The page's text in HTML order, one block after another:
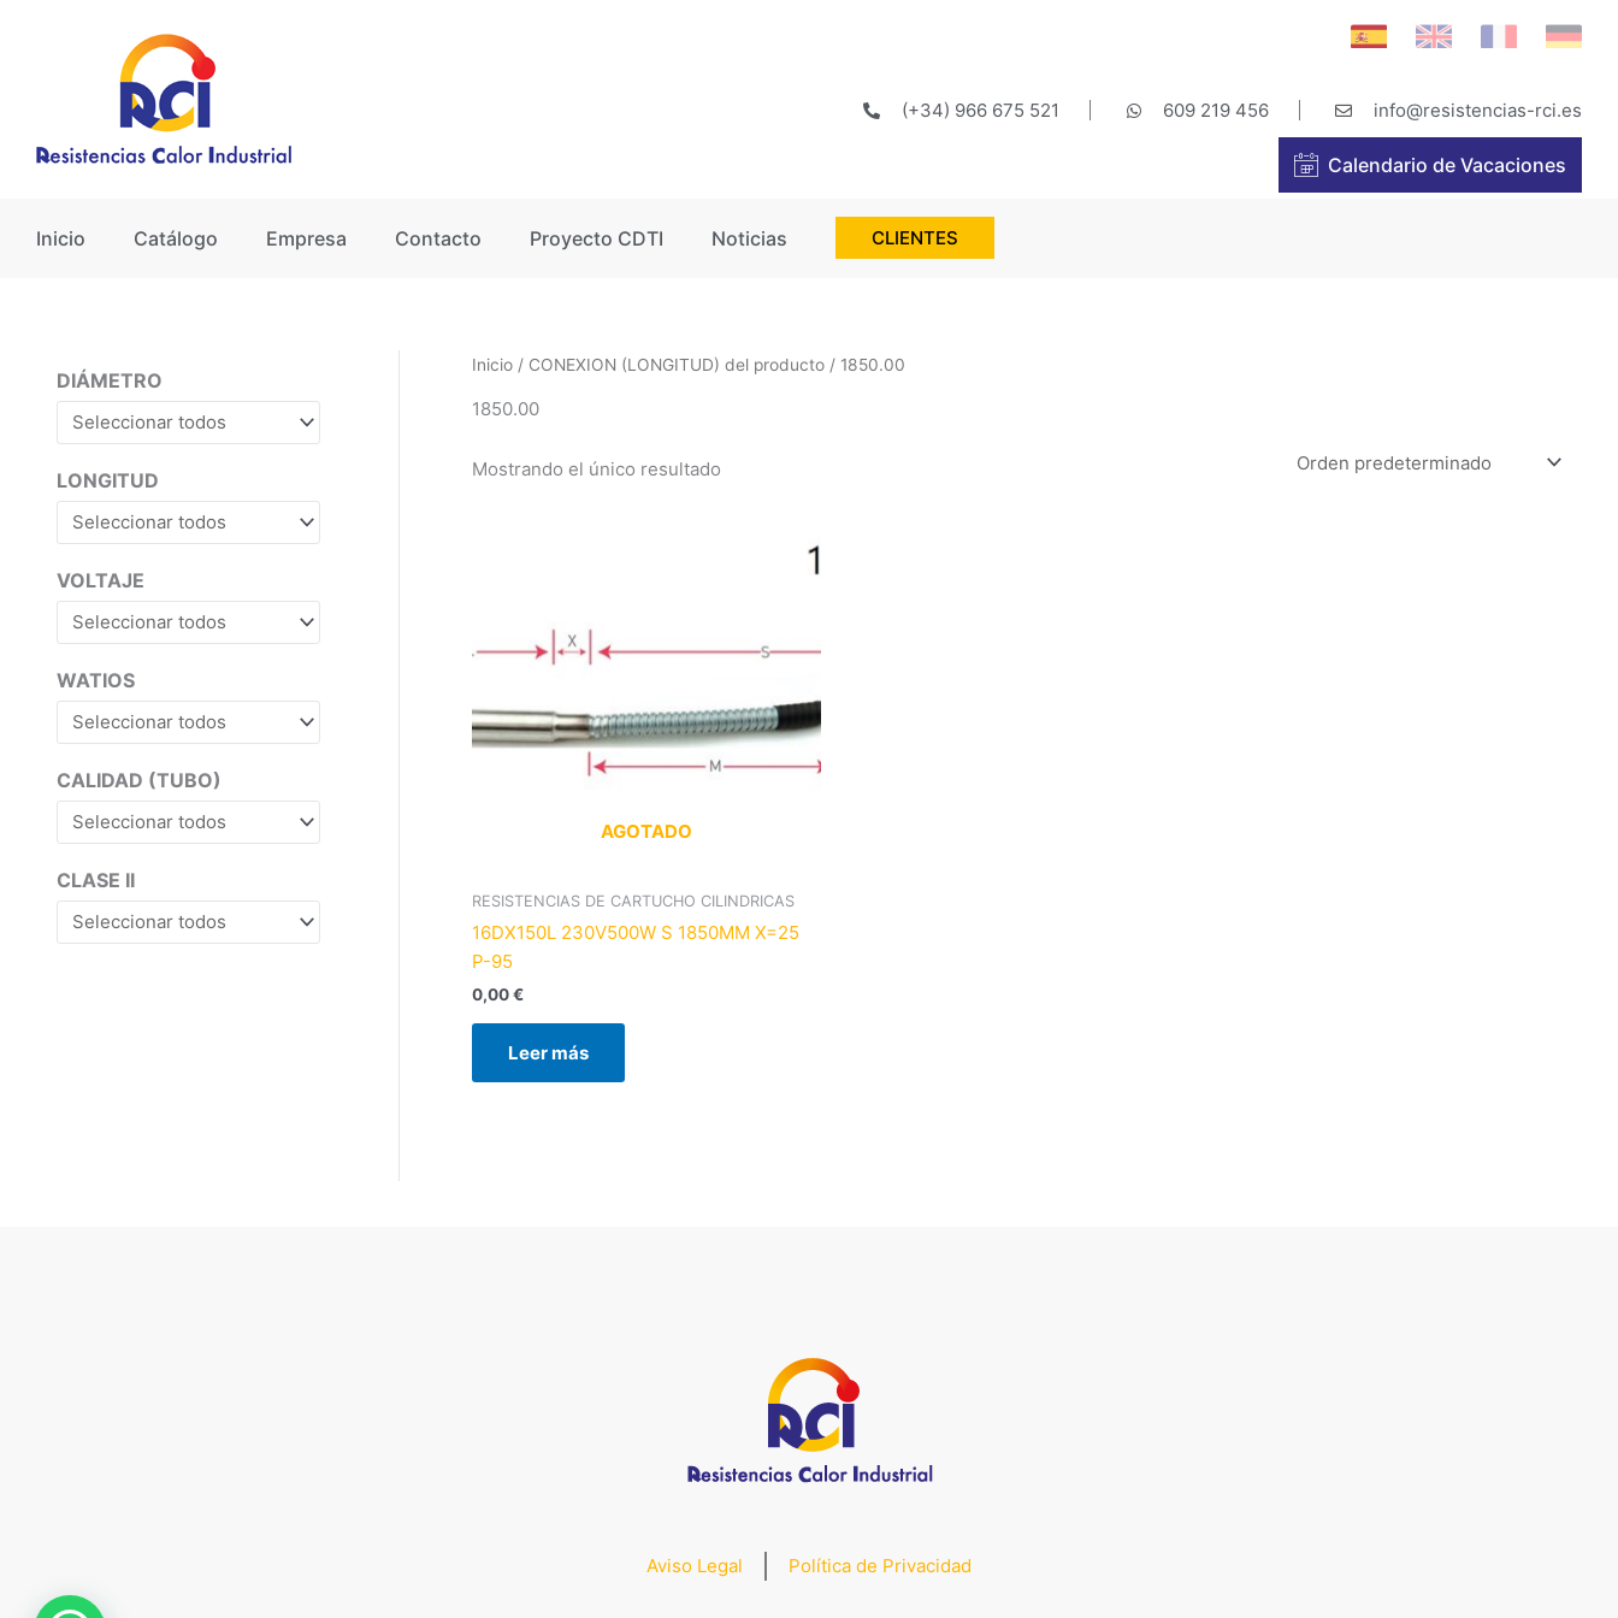
(+34) 966 675 521
609 219 456 info@resistencias-rci.es
Calendario de Vacaciones
Inicio Catálogo Empresa Contacto Proyecto CDTI Noticias CLIENTES
DIÁMETRO
LONGITUD
VOLTAJE
WATIOS
CALIDAD (TUBO)
CLASE II
Inicio/ CONEXION (LONGITUD) del producto / 1850.00
1850.00
Mostrando el único resultado
AGOTADO
RESISTENCIAS DE CARTUCHO CILINDRICAS
16DX150L 230V500W S 1850MM X=25
P-95
0,00€
Leer más
Aviso Legal Política de Privacidad